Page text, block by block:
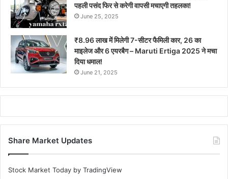
पहली पसंद फिर से करेगी वापसी मचाएगी तहलका!
June 25, 2025
₹8.96 लाख में मिलेगी 7-सीटर फैमिली कार, 26 का
माइलेज और 6 एयरबैग – Maruti Ertiga 2025 ने मचा
दिया धमाल!
June 21, 2025
Share Market Updates
Stock Market Today by TradingView